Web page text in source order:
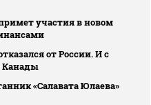
участия в новом
от России. И с
Канады
«Салавата Юлаева»